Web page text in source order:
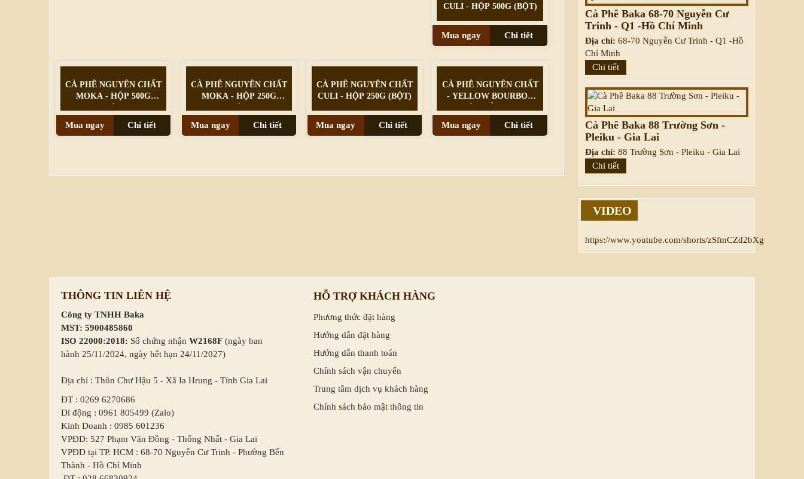
CULI - HỘP 500G (BỘT)
Mua ngay Chi tiết
CÀ PHÊ NGUYÊN CHẤT
MOKA - HỘP 500G
Mua ngay Chi tiết
CÀ PHÊ NGUYÊN CHẤT
MOKA - HỘP 250G
Mua ngay Chi tiết
CÀ PHÊ NGUYÊN CHẤT
CULI - HỘP 250G (BỘT)
Mua ngay Chi tiết
CÀ PHÊ NGUYÊN CHẤT
- YELLOW BOURBON
Mua ngay Chi tiết
Cà Phê Baka 68-70 Nguyễn Cư
Trinh - Q1 -Hồ Chí Minh
Địa chỉ: 68-70 Nguyễn Cư Trinh - Q1 -Hồ
Chí Minh
Chi tiết
Cà Phê Baka 88 Trường Sơn -
Pleiku - Gia Lai
Địa chỉ: 88 Trường Sơn - Pleiku - Gia Lai
Chi tiết
VIDEO
https://www.youtube.com/shorts/zSfmCZd2bXg
THÔNG TIN LIÊN HỆ
Công ty TNHH Baka
MST: 5900485860
ISO 22000:2018: Số chứng nhận W2168F (ngày ban
hành 25/11/2024, ngày hết hạn 24/11/2027)
Địa chỉ : Thôn Chư Hậu 5 - Xã Ia Hrung - Tỉnh Gia Lai
ĐT : 0269 6270686
Di động : 0961 805499 (Zalo)
Kinh Doanh : 0985 601236
VPĐD: 527 Phạm Văn Đồng - Thống Nhất - Gia Lai
VPĐD tại TP. HCM : 68-70 Nguyễn Cư Trinh - Phường Bến
Thành - Hồ Chí Minh
HỖ TRỢ KHÁCH HÀNG
Phương thức đặt hàng
Hướng dẫn đặt hàng
Hướng dẫn thanh toán
Chính sách vận chuyển
Trung tâm dịch vụ khách hàng
Chính sách bảo mật thông tin